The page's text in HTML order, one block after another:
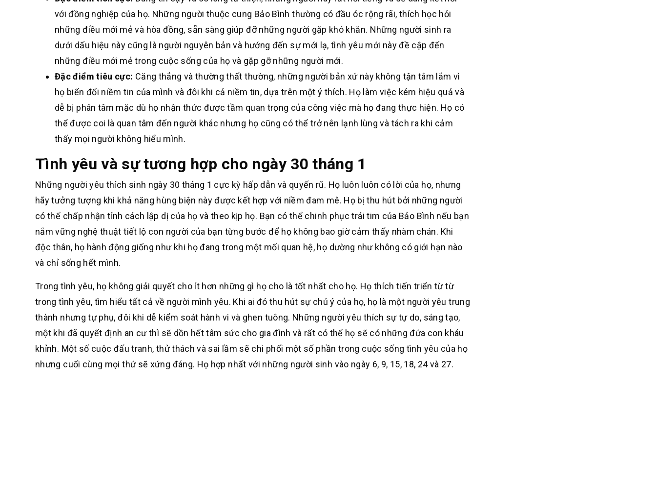
với đồng nghiệp của họ. Những người thuộc cung Bảo Bình thường có đầu óc rộng rãi, thích học hỏi
những điều mới mẻ và hòa đồng, sẵn sàng giúp đỡ những người gặp khó khăn. Những người sinh ra
dưới dấu hiệu này cũng là người nguyên bản và hướng đến sự mới lạ, tình yêu mới này đề cập đến
những điều mới mẻ trong cuộc sống của họ và gặp gỡ những người mới.
Đặc điểm tiêu cực: Căng thẳng và thường thất thường, những người bản xứ này không tận tâm lắm vì
họ biến đổi niềm tin của mình và đôi khi cả niềm tin, dựa trên một ý thích. Họ làm việc kém hiệu quả và
dễ bị phân tâm mặc dù họ nhận thức được tầm quan trọng của công việc mà họ đang thực hiện. Họ có
thể được coi là quan tâm đến người khác nhưng họ cũng có thể trở nên lạnh lùng và tách ra khi cảm
thấy mọi người không hiểu mình.
Tình yêu và sự tương hợp cho ngày 30 tháng 1
Những người yêu thích sinh ngày 30 tháng 1 cực kỳ hấp dẫn và quyến rũ. Họ luôn luôn có lời của họ, nhưng
hãy tưởng tượng khi khả năng hùng biện này được kết hợp với niềm đam mê. Họ bị thu hút bởi những người
có thể chấp nhận tính cách lập dị của họ và theo kịp họ. Bạn có thể chinh phục trái tim của Bảo Bình nếu bạn
nắm vững nghệ thuật tiết lộ con người của bạn từng bước để họ không bao giờ cảm thấy nhàm chán. Khi
độc thân, họ hành động giống như khi họ đang trong một mối quan hệ, họ dường như không có giới hạn nào
và chỉ sống hết mình.
Trong tình yêu, họ không giải quyết cho ít hơn những gì họ cho là tốt nhất cho họ. Họ thích tiến triển từ từ
trong tình yêu, tìm hiểu tất cả về người mình yêu. Khi ai đó thu hút sự chú ý của họ, họ là một người yêu trung
thành nhưng tự phụ, đôi khi dễ kiểm soát hành vi và ghen tuông. Những người yêu thích sự tự do, sáng tạo,
một khi đã quyết định an cư thì sẽ dồn hết tâm sức cho gia đình và rất có thể họ sẽ có những đứa con kháu
khỉnh. Một số cuộc đấu tranh, thử thách và sai lầm sẽ chi phối một số phần trong cuộc sống tình yêu của họ
nhưng cuối cùng mọi thứ sẽ xứng đáng. Họ hợp nhất với những người sinh vào ngày 6, 9, 15, 18, 24 và 27.